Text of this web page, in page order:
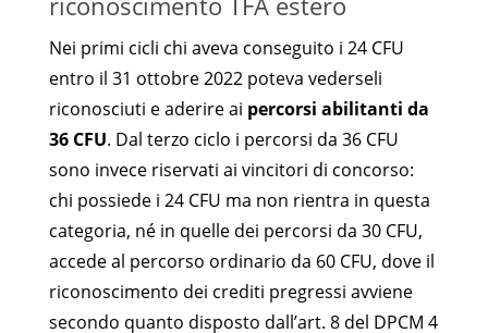
Nei primi cicli chi aveva conseguito i 24 CFU
entro il 31 ottobre 2022 poteva vederseli
riconosciuti e aderire ai percorsi abilitanti da
36 CFU. Dal terzo ciclo i percorsi da 36 CFU
sono invece riservati ai vincitori di concorso:
chi possiede i 24 CFU ma non rientra in questa
categoria, né in quelle dei percorsi da 30 CFU,
accede al percorso ordinario da 60 CFU, dove il
riconoscimento dei crediti pregressi avviene
secondo quanto disposto dall’art. 8 del DPCM 4